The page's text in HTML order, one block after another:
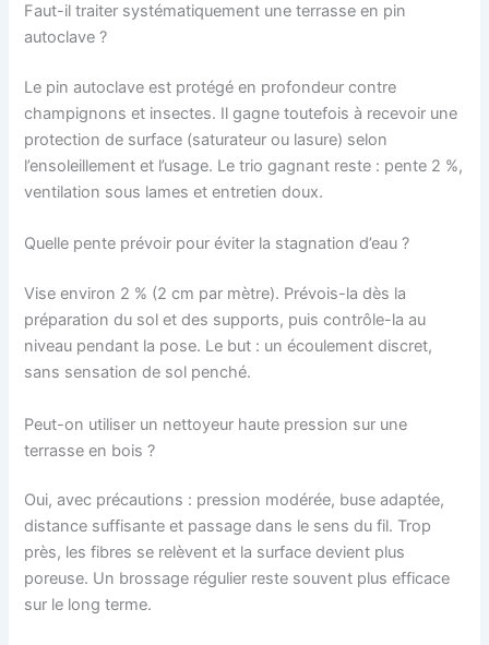
Faut-il traiter systématiquement une terrasse en pin
autoclave ?
Le pin autoclave est protégé en profondeur contre
champignons et insectes. Il gagne toutefois à recevoir une
protection de surface (saturateur ou lasure) selon
l’ensoleillement et l’usage. Le trio gagnant reste : pente 2 %,
ventilation sous lames et entretien doux.
Quelle pente prévoir pour éviter la stagnation d’eau ?
Vise environ 2 % (2 cm par mètre). Prévois-la dès la
préparation du sol et des supports, puis contrôle-la au
niveau pendant la pose. Le but : un écoulement discret,
sans sensation de sol penché.
Peut-on utiliser un nettoyeur haute pression sur une
terrasse en bois ?
Oui, avec précautions : pression modérée, buse adaptée,
distance suffisante et passage dans le sens du fil. Trop
près, les fibres se relèvent et la surface devient plus
poreuse. Un brossage régulier reste souvent plus efficace
sur le long terme.